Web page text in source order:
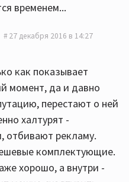
временем...
27 декабря 2016 в 14:27
как показывает
момент, да и давно
перестают о ней
халтурят -
отбивают рекламу.
комплектующие.
хорошо, а внутри -